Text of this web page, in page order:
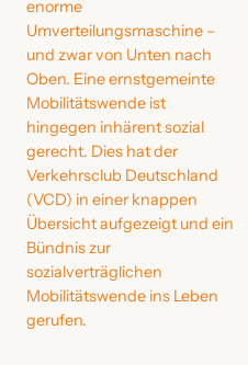
enorme
Umverteilungsmaschine –
und zwar von Unten nach
Oben. Eine ernstgemeinte
Mobilitätswende ist
hingegen inhärent sozial
gerecht. Dies hat der
Verkehrsclub Deutschland
(VCD) in einer knappen
Übersicht aufgezeigt und ein
Bündnis zur
sozialverträglichen
Mobilitätswende ins Leben
gerufen.